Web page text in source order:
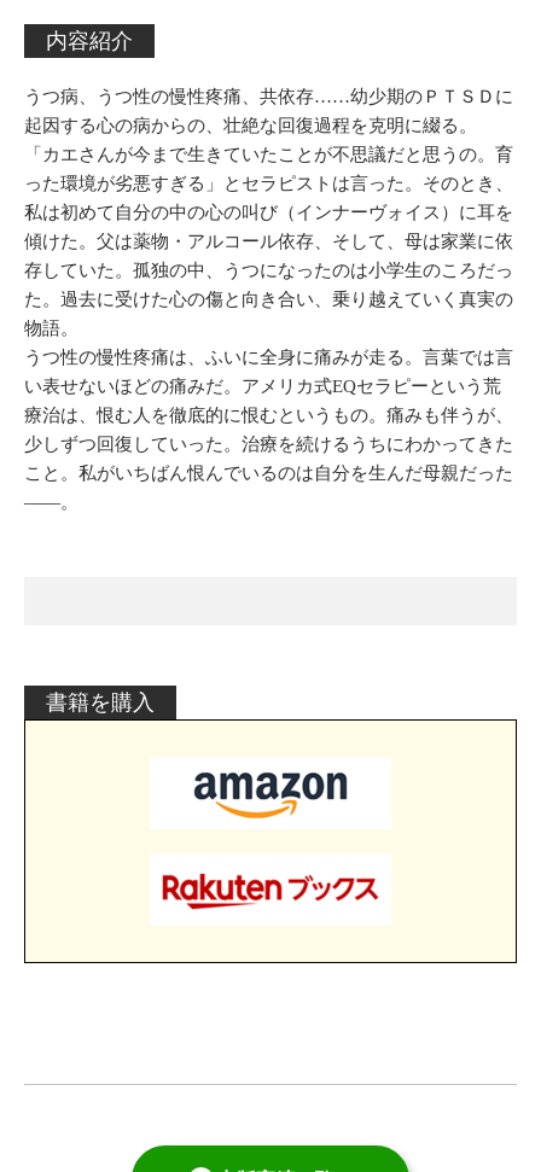
内容紹介
うつ病、うつ性の慢性疼痛、共依存……幼少期のＰＴＳＤに
起因する心の病からの、壮絶な回復過程を克明に綴る。
「カエさんが今まで生きていたことが不思議だと思うの。育
った環境が劣悪すぎる」とセラピストは言った。そのとき、
私は初めて自分の中の心の叫び（インナーヴォイス）に耳を
傾けた。父は薬物・アルコール依存、そして、母は家業に依
存していた。孤独の中、うつになったのは小学生のころだっ
た。過去に受けた心の傷と向き合い、乗り越えていく真実の
物語。
うつ性の慢性疼痛は、ふいに全身に痛みが走る。言葉では言
い表せないほどの痛みだ。アメリカ式EQセラピーという荒
療治は、恨む人を徹底的に恨むというもの。痛みも伴うが、
少しずつ回復していった。治療を続けるうちにわかってきた
こと。私がいちばん恨んでいるのは自分を生んだ母親だった
――。
書籍を購入